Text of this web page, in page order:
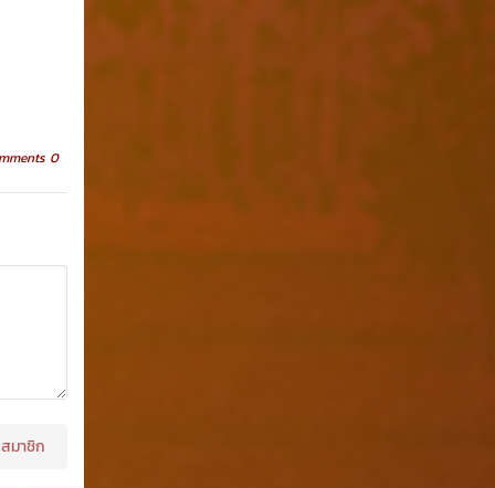
0
มาชิก